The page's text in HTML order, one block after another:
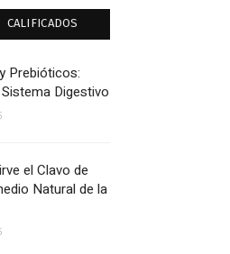
CALIFICADOS
Prebióticos:
Digestivo
el Clavo de
Natural de la